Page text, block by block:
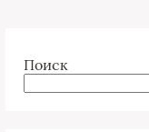
Поиск